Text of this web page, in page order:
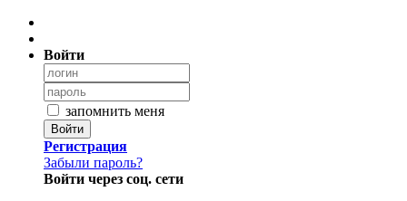
Войти
запомнить меня
Войти
Регистрация
Забыли пароль?
Войти через соц. сети